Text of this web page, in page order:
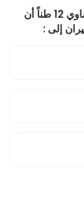
يجب على هذه العربة التي لها وزن جملي يساوي 12 طناً أن
إلى :